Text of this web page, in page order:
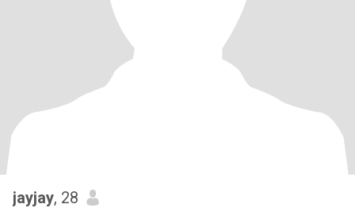
jayjay, 28